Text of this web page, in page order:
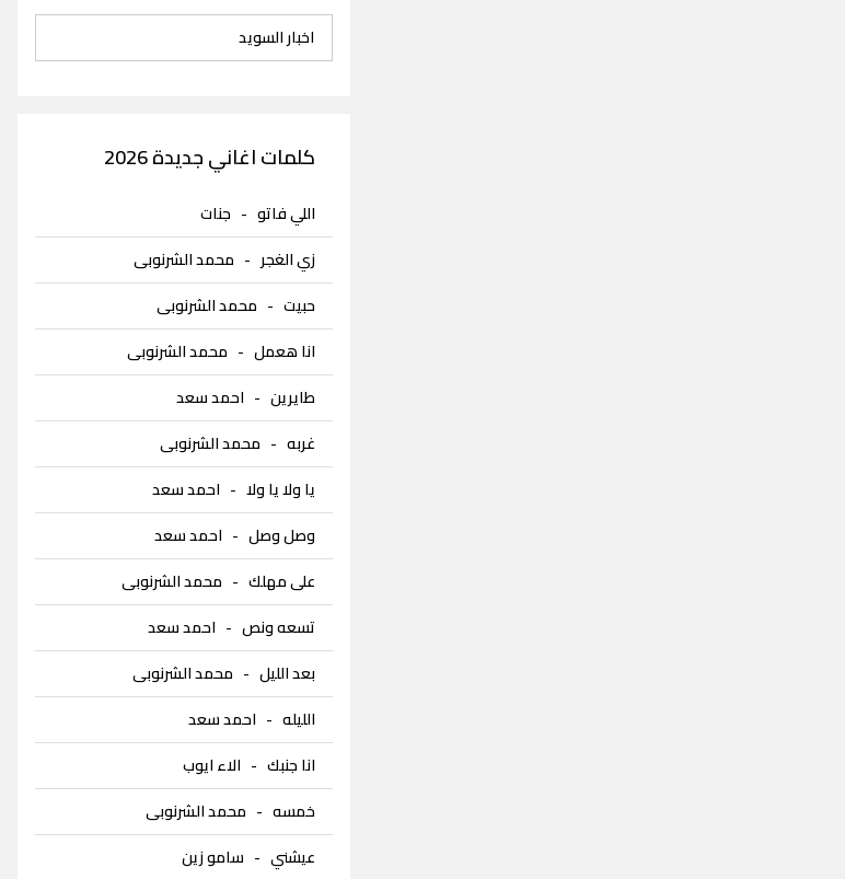
اخبار السويد
كلمات اغاني جديدة 2026
اللي فاتو- جنات
زي الغجر - محمد الشرنوبى
حبيت- محمد الشرنوبى
انا هعمل- محمد الشرنوبى
طايرين- احمد سعد
غربه- محمد الشرنوبى
يا ولا يا ولا- احمد سعد
وصل وصل- احمد سعد
على مهلك- محمد الشرنوبى
تسعه ونص- احمد سعد
بعد الليل- محمد الشرنوبى
الليله- احمد سعد
انا جنبك- الاء ايوب
خمسه- محمد الشرنوبى
عيشني- سامو زين